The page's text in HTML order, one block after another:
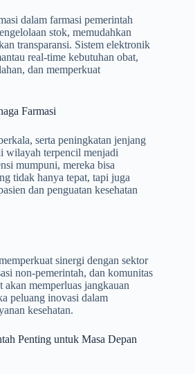
dalam farmasi pemerintah
stok, memudahkan
transparansi. Sistem elektronik
real-time kebutuhan obat,
dan memperkuat
Farmasi
serta peningkatan jenjang
wilayah terpencil menjadi
mumpuni, mereka bisa
tidak hanya tepat, tapi juga
dan penguatan kesehatan
sinergi dengan sektor
non-pemerintah, dan komunitas
memperluas jangkauan
peluang inovasi dalam
kesehatan.
Penting untuk Masa Depan